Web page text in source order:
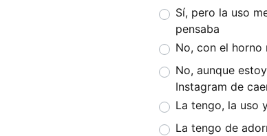
Sí, pero la uso
pensaba
No, con el horno
No, aunque
Instagram de
La tengo, la uso
La tengo de